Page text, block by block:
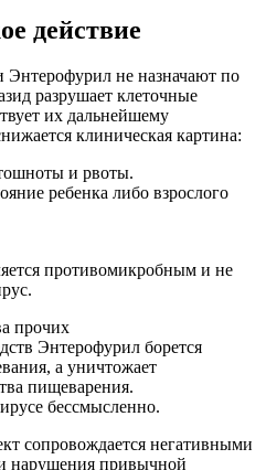
действие
не назначают по
разрушает клеточные
их дальнейшему
клиническая картина:
и рвоты.
ребенка либо взрослого
противомикробным и не
прочих
Энтерофурил борется
а уничтожает
пищеварения.
бессмысленно.
сопровождается негативными
нарушения привычной